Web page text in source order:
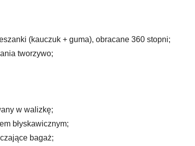
(kauczuk + guma), obracane 360 stopni;
tworzywo;
w walizkę;
błyskawicznym;
bagaż;